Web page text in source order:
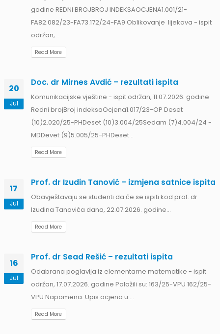
godine REDNI BROJBROJ INDEKSAOCJENA1.001/21-
FA82.082/23-FA73.172/24-FA9 Oblikovanje lijekova - ispit
održan,...
Read More
20
Jul
Doc. dr Mirnes Avdić – rezultati ispita
Komunikacijske vještine - ispit održan, 11.07.2026. godine
Redni brojBroj indeksaOcjena1.017/23-OP Deset
(10)2.020/25-PHDeset (10)3.004/25Sedam (7)4.004/24 -
MDDevet (9)5.005/25-PHDeset...
Read More
17
Jul
Prof. dr Izudin Tanović – izmjena satnice ispita
Obavještavaju se studenti da će se ispiti kod prof. dr
Izudina Tanovića dana, 22.07.2026. godine...
Read More
16
Jul
Prof. dr Sead Rešić – rezultati ispita
Odabrana poglavlja iz elementarne matematike - ispit
održan, 17.07.2026. godine Položili su: 163/25-VPU 162/25-
VPU Napomena: Upis ocjena u ...
Read More